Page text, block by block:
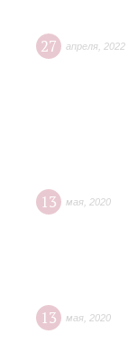
27 апреля 2022
13 мая 2020
13 мая 2020